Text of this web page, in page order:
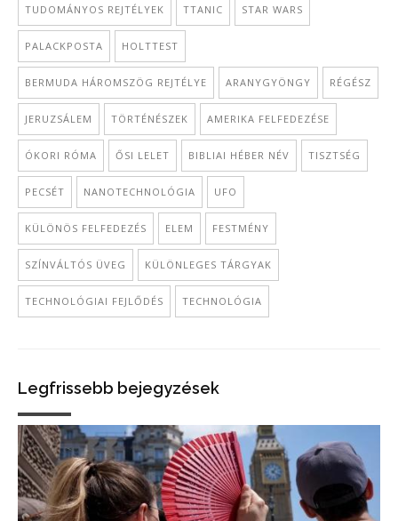
TUDOMÁNYOS REJTÉLYEK TTANIC STAR WARS
PALACKPOSTA HOLTTEST
BERMUDA HÁROMSZÖG REJTÉLYE ARANYGYÖNGY RÉGÉSZ
JERUZSÁLEM TÖRTÉNÉSZEK AMERIKA FELFEDEZÉSE
ÓKORI RÓMA ŐSI LELET BIBLIAI HÉBER NÉV TISZTSÉG
PECSÉT NANOTECHNOLÓGIA UFO
KÜLÖNÖS FELFEDEZÉS ELEM FESTMÉNY
SZÍNVÁLTÓS ÜVEG KÜLÖNLEGES TÁRGYAK
TECHNOLÓGIAI FEJLŐDÉS TECHNOLÓGIA
Legfrissebb bejegyzések